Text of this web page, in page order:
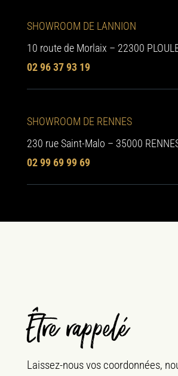
SHOWROOM DE LANNION
10 route de Morlaix – 22300
02 96 37 93 19
SHOWROOM DE RENNES
230 rue Saint-Malo – 35000
02 99 69 99 69
Être rappelé
Laissez-nous vos coordonnées,